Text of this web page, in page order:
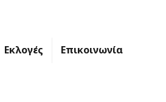
Εκλογές Επικοινωνία